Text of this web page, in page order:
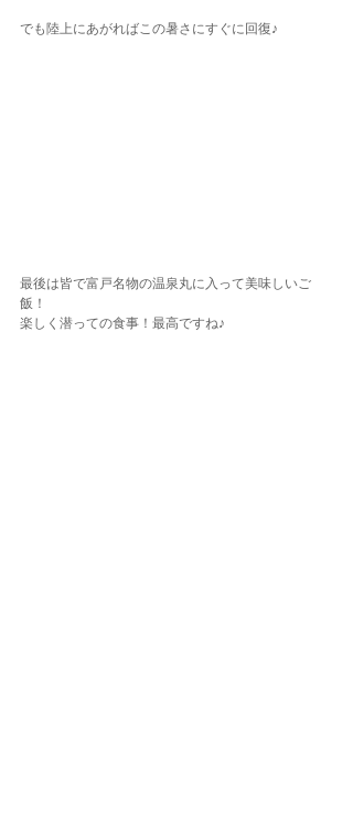
でも陸上にあがればこの暑さにすぐに回復♪
最後は皆で富戸名物の温泉丸に入って美味しいご
飯！
楽しく潜っての食事！最高ですね♪